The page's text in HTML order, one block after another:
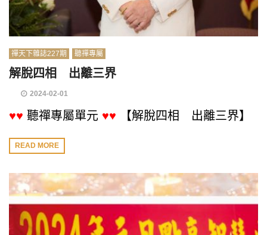
禪天下雜誌227期 聽禪專屬
解脫四相 出離三界
2024-02-01
♥♥ 聽禪專屬單元 ♥♥ 【解脫四相 出離三界】
READ MORE